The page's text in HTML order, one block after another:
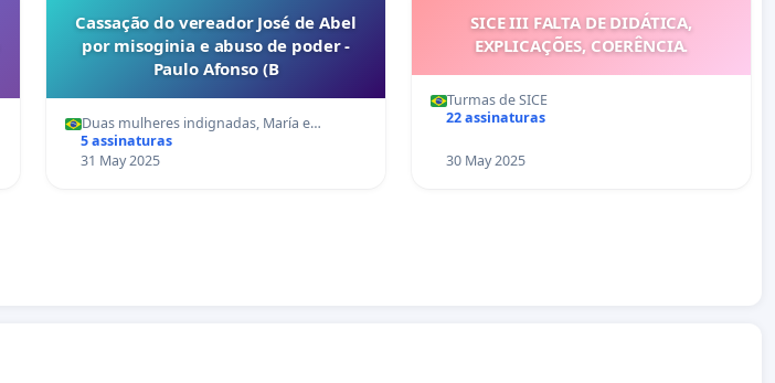
Cassação do vereador José de Abel
por misoginia e abuso de poder -
Paulo Afonso (B
Duas mulheres indignadas, María e…
5 assinaturas
31 May 2025
SICE III FALTA DE DIDÁTICA,
EXPLICAÇÕES, COERÊNCIA.
Turmas de SICE
22 assinaturas
30 May 2025